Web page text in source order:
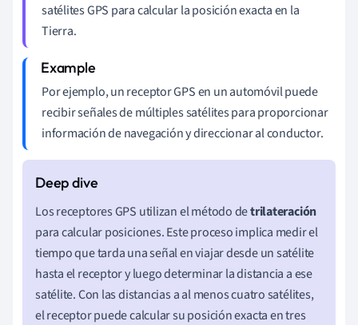
satélites GPS para calcular la posición exacta en la
Tierra.
Por ejemplo, un receptor GPS en un automóvil puede
recibir señales de múltiples satélites para proporcionar
información de navegación y direccionar al conductor.
Los receptores GPS utilizan el método detrilateración
para calcular posiciones. Este proceso implica medir el
tiempo que tarda una señal en viajar desde un satélite
hasta el receptor y luego determinar la distancia a ese
satélite. Con las distancias a al menos cuatro satélites,
el receptor puede calcular su posición exacta en tres